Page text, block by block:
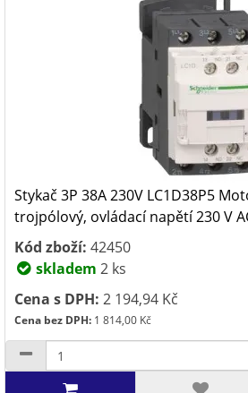
Stykač 3P 38A 230V LC1D38P5
trojpólový, ovládací napětí 230 V
Kód zboží: 42450
skladem 2 ks
Cena s DPH: 2 194,94 Kč
Cena bez DPH: 1 814,00 Kč